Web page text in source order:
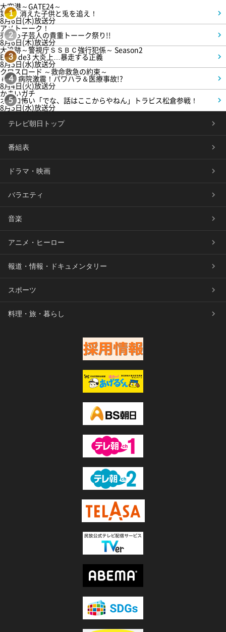
1
大空港～GATE24～
第3話 消えた子供と兎を追え！
8月6日(木)放送分
2
アメトーーク！
売れっ子芸人の貴重トーーク祭り!!
8月6日(木)放送分
3
大追跡～警視庁ＳＳＢＣ強行犯係～ Season2
Episode3 大炎上…暴走する正義
8月5日(水)放送分
4
クロスロード ～救命救急の約束～
＃5 病院激震！パワハラ＆医療事故!?
8月4日(火)放送分
5
かまいガチ
オモロ怖い「でな、話はここからやねん」トラビス松倉参戦！
8月5日(水)放送分
テレビ朝日トップ
番組表
ドラマ・映画
バラエティ
音楽
アニメ・ヒーロー
報道・情報・ドキュメンタリー
スポーツ
料理・旅・暮らし